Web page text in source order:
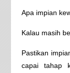
Apa impian
Kalau masih
Pastikan
capai tahap